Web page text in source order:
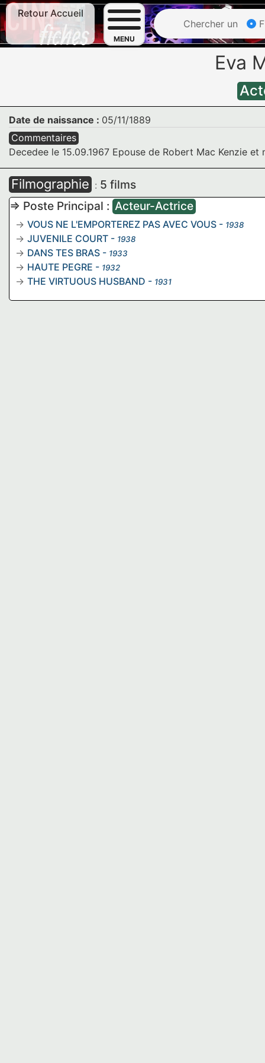
Retour Accueil
MENU
Chercher un
Eva
Date de naissance : 05/11/1889
Commentaires
Decedee le 15.09.1967 Epouse de Robert Mac Kenzie
Filmographie : 5 films
=> Poste Principal : Acteur-Actrice
VOUS NE L'EMPORTEREZ PAS AVEC VOUS - 1938
JUVENILE COURT - 1938
DANS TES BRAS - 1933
HAUTE PEGRE - 1932
THE VIRTUOUS HUSBAND - 1931